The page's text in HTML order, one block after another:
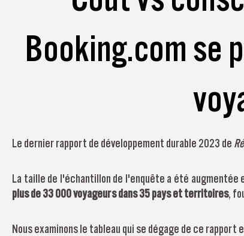
Booking.com se
Le dernier rapport de développement durable 2023 de
La taille de l'échantillon de l'enquête a été augmentée
plus de 33 000 voyageurs dans 35 pays et territoires,
Nous examinons le tableau qui se dégage de ce